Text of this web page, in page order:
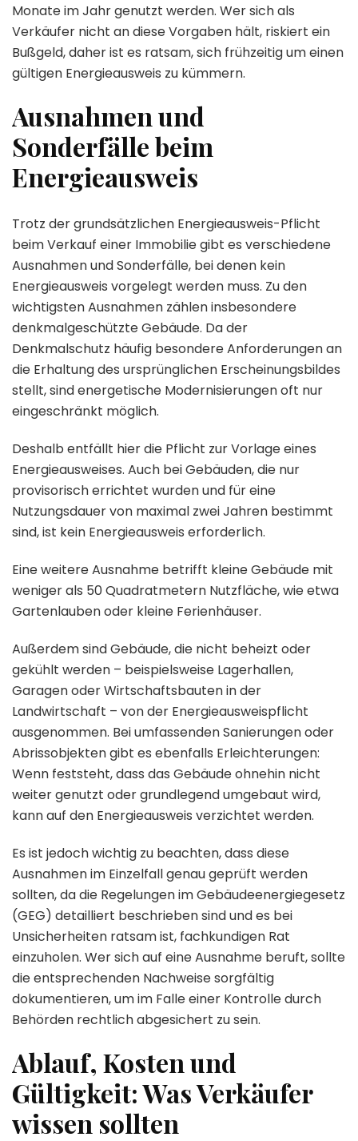
Monate im Jahr genutzt werden. Wer sich als
Verkäufer nicht an diese Vorgaben hält, riskiert ein
Bußgeld, daher ist es ratsam, sich frühzeitig um einen
gültigen Energieausweis zu kümmern.
Ausnahmen und
Sonderfälle beim
Energieausweis
Trotz der grundsätzlichen Energieausweis-Pflicht
beim Verkauf einer Immobilie gibt es verschiedene
Ausnahmen und Sonderfälle, bei denen kein
Energieausweis vorgelegt werden muss. Zu den
wichtigsten Ausnahmen zählen insbesondere
denkmalgeschützte Gebäude. Da der
Denkmalschutz häufig besondere Anforderungen an
die Erhaltung des ursprünglichen Erscheinungsbildes
stellt, sind energetische Modernisierungen oft nur
eingeschränkt möglich.
Deshalb entfällt hier die Pflicht zur Vorlage eines
Energieausweises. Auch bei Gebäuden, die nur
provisorisch errichtet wurden und für eine
Nutzungsdauer von maximal zwei Jahren bestimmt
sind, ist kein Energieausweis erforderlich.
Eine weitere Ausnahme betrifft kleine Gebäude mit
weniger als 50 Quadratmetern Nutzfläche, wie etwa
Gartenlauben oder kleine Ferienhäuser.
Außerdem sind Gebäude, die nicht beheizt oder
gekühlt werden – beispielsweise Lagerhallen,
Garagen oder Wirtschaftsbauten in der
Landwirtschaft – von der Energieausweispflicht
ausgenommen. Bei umfassenden Sanierungen oder
Abrissobjekten gibt es ebenfalls Erleichterungen:
Wenn feststeht, dass das Gebäude ohnehin nicht
weiter genutzt oder grundlegend umgebaut wird,
kann auf den Energieausweis verzichtet werden.
Es ist jedoch wichtig zu beachten, dass diese
Ausnahmen im Einzelfall genau geprüft werden
sollten, da die Regelungen im Gebäudeenergiegesetz
(GEG) detailliert beschrieben sind und es bei
Unsicherheiten ratsam ist, fachkundigen Rat
einzuholen. Wer sich auf eine Ausnahme beruft, sollte
die entsprechenden Nachweise sorgfältig
dokumentieren, um im Falle einer Kontrolle durch
Behörden rechtlich abgesichert zu sein.
Ablauf, Kosten und
Gültigkeit: Was Verkäufer
wissen sollten